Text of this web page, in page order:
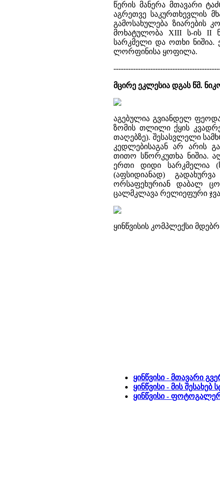
წერის მანერა მთავარი
აგრეთვე საკურთხევლის
გამოსახულება ზიარების
მოხატულობა XIII ს-ის II
სარკმელი და ოთხი ნიშია.
ლორფინისა ყოფილა.
მცირე ეკლესია დგას წმ.
აგებულია გვიანდელ
ზომის თლილი ქყის
თაღებზე). შესასვლელი
კედლებისაგან არ არის
თითო სწორკუთხა ნიშია.
ერთი დიდი სარკმელია
(აფსიდიანად)
ორსაფეხურიან დაბალ
ცალმკლავა რელიეფური
ყინწვისის კომპლექსი
ყინწვისი - მთავარი
ყინწვისი - მის
ყინწვისი -